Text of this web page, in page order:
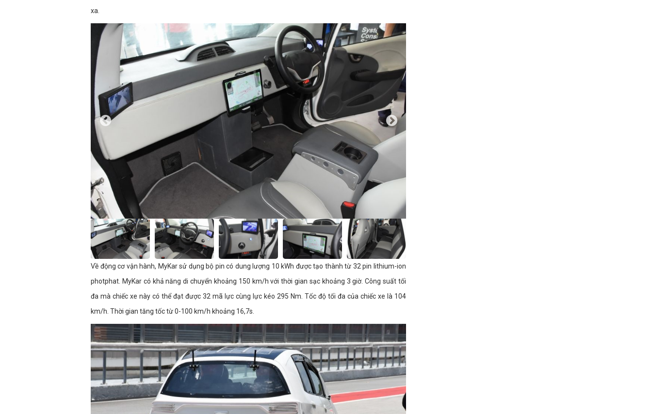
xa.
Về động cơ vận hành, MyKar sử dụng bộ pin có dung lượng 10 kWh được tạo thành từ 32 pin lithium-ion
photphat. MyKar có khả năng di chuyển khoảng 150 km/h với thời gian sạc khoảng 3 giờ. Công suất tối
đa mà chiếc xe này có thể đạt được 32 mã lực cùng lực kéo 295 Nm. Tốc độ tối đa của chiếc xe là 104
km/h. Thời gian tăng tốc từ 0-100 km/h khoảng 16,7s.